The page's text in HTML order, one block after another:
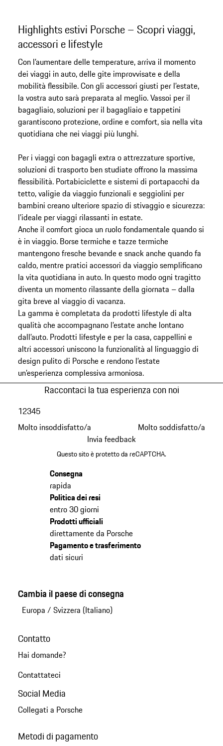
Highlights estivi Porsche – Scopri viaggi,
accessori e lifestyle
Con l’aumentare delle temperature, arriva il momento
dei viaggi in auto, delle gite improvvisate e della
mobilità flessibile. Con gli accessori giusti per l’estate,
la vostra auto sarà preparata al meglio. Vassoi per il
bagagliaio, soluzioni per il bagagliaio e tappetini
garantiscono protezione, ordine e comfort, sia nella vita
quotidiana che nei viaggi più lunghi.
Per i viaggi con bagagli extra o attrezzature sportive,
soluzioni di trasporto ben studiate offrono la massima
flessibilità. Portabiciclette e sistemi di portapacchi da
tetto, valigie da viaggio funzionali e seggiolini per
bambini creano ulteriore spazio di stivaggio e sicurezza:
l’ideale per viaggi rilassanti in estate.
Anche il comfort gioca un ruolo fondamentale quando si
è in viaggio. Borse termiche e tazze termiche
mantengono fresche bevande e snack anche quando fa
caldo, mentre pratici accessori da viaggio semplificano
la vita quotidiana in auto. In questo modo ogni tragitto
diventa un momento rilassante della giornata – dalla
gita breve al viaggio di vacanza.
La gamma è completata da prodotti lifestyle di alta
qualità che accompagnano l’estate anche lontano
dall’auto. Prodotti lifestyle e per la casa, cappellini e
altri accessori uniscono la funzionalità al linguaggio di
design pulito di Porsche e rendono l’estate
un’esperienza complessiva armoniosa.
Raccontaci la tua esperienza con noi
Molto insoddisfatto/a
12345
Molto soddisfatto/a
Invia feedback
Questo sito è protetto da reCAPTCHA.
Consegna
rapida
Politica dei resi
entro 30 giorni
Prodotti ufficiali
direttamente da Porsche
Pagamento e trasferimento
dati sicuri
Cambia il paese di consegna
Europa / Svizzera (Italiano)
Contatto
Hai domande?
Contattateci
Social Media
Collegati a Porsche
Metodi di pagamento